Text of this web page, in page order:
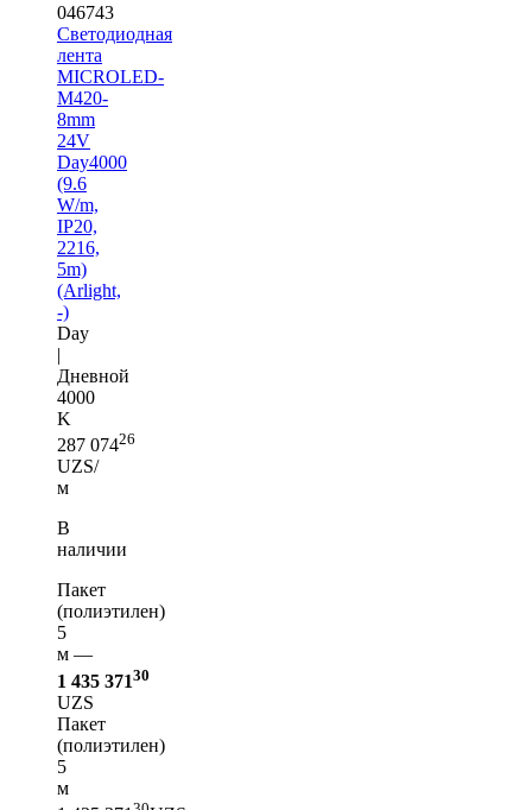
046743
Светодиодная
лента
MICROLED-
M420-
8mm
24V
Day4000
(9.6
W/m,
IP20,
2216,
5m)
(Arlight,
-)
Day
|
Дневной
4000
K
287 07426
UZS/
м
В
наличии
Пакет
(полиэтилен)
5
м —
1 435 37130
UZS
Пакет
(полиэтилен)
5
м